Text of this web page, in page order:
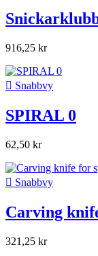
916,25 kr
 Snabbvy
SPIRAL 0
62,50 kr
 Snabbvy
Carving
321,25 kr